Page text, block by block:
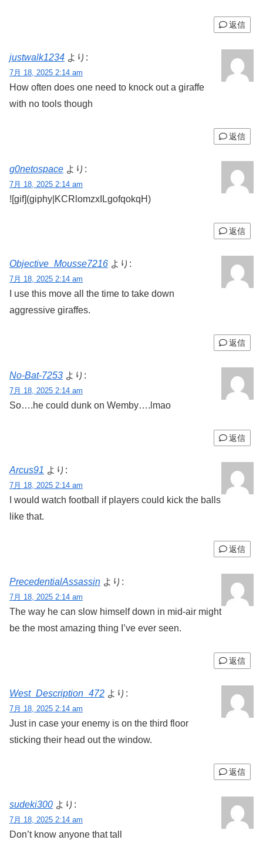
返信
justwalk1234 より:
7月 18, 2025 2:14 am
How often does one need to knock out a giraffe
with no tools though
返信
g0netospace より:
7月 18, 2025 2:14 am
![gif](giphy|KCRlomzxILgofqokqH)
返信
Objective_Mousse7216 より:
7月 18, 2025 2:14 am
I use this move all the time to take down
aggressive giraffes.
返信
No-Bat-7253 より:
7月 18, 2025 2:14 am
So….he could dunk on Wemby….lmao
返信
Arcus91 より:
7月 18, 2025 2:14 am
I would watch football if players could kick the balls
like that.
返信
PrecedentialAssassin より:
7月 18, 2025 2:14 am
The way he can slow himself down in mid-air might
be the most amazing thing I’ve ever seen.
返信
West_Description_472 より:
7月 18, 2025 2:14 am
Just in case your enemy is on the third floor
sticking their head out the window.
返信
sudeki300 より:
7月 18, 2025 2:14 am
Don’t know anyone that tall